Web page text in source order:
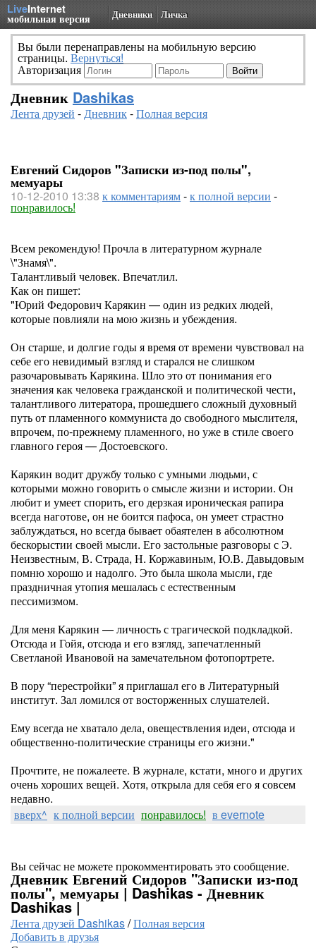
LiveInternet
мобильная версия Дневники Личка
Вы были перенаправлены на мобильную версию
страницы. Вернуться!
Авторизация
Дневник Dashikas
Лента друзей -Дневник-Полная версия
Евгений Сидоров "Записки из-под полы",
мемуары
10-12-2010 13:38 к комментариям-к полной версии -
понравилось!
Всем рекомендую! Прочла в литературном журнале
\"Знамя\".
Талантливый человек. Впечатлил.
Как он пишет:
"Юрий Федорович Карякин — один из редких людей,
которые повлияли на мою жизнь и убеждения.
Он старше, и долгие годы я время от времени чувствовал на
себе его невидимый взгляд и старался не слишком
разочаровывать Карякина. Шло это от понимания его
значения как человека гражданской и политической чести,
талантливого литератора, прошедшего сложный духовный
путь от пламенного коммуниста до свободного мыслителя,
впрочем, по-прежнему пламенного, но уже в стиле своего
главного героя — Достоевского.
Карякин водит дружбу только с умными людьми, с
которыми можно говорить о смысле жизни и истории. Он
любит и умеет спорить, его дерзкая ироническая рапира
всегда наготове, он не боится пафоса, он умеет страстно
заблуждаться, но всегда бывает обаятелен в абсолютном
бескорыстии своей мысли. Его застольные разговоры с Э.
Неизвестным, В. Страда, Н. Коржавиным, Ю.В. Давыдовым
помню хорошо и надолго. Это была школа мысли, где
праздничная утопия мешалась с естественным
пессимизмом.
Для меня Карякин — личность с трагической подкладкой.
Отсюда и Гойя, отсюда и его взгляд, запечатленный
Светланой Ивановой на замечательном фотопортрете.
В пору “перестройки” я приглашал его в Литературный
институт. Зал ломился от восторженных слушателей.
Ему всегда не хватало дела, овеществления идеи, отсюда и
общественно-политические страницы его жизни."
Прочтите, не пожалеете. В журнале, кстати, много и других
очень хороших вещей. Хотя, открыла для себя его я совсем
недавно.
вверх^ к полной версии понравилось! в evernote
Вы сейчас не можете прокомментировать это сообщение.
Дневник Евгений Сидоров "Записки из-под
полы", мемуары | Dashikas - Дневник
Dashikas |
Лента друзей Dashikas/Полная версия
Добавить в друзья